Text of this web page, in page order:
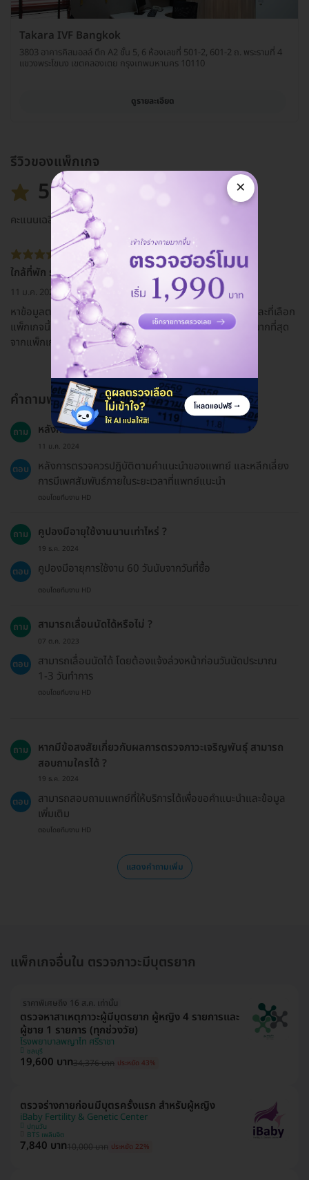
Takara IVF Bangkok
3803 อาคารคิสมอลล์ ตึก A2 ชั้น 5, 6 ห้องเลขที่ 501-2, 601-2 ถ. พระรามที่ 4
แขวงพระโขนง เขตคลองเตย กรุงเทพมหานคร 10110
ดูรายละเอียด
รีวิวของแพ็กเกจ
5.0
คะแนนเฉลี่ย
ใกล้ที่พัก ราคาถูก
11 ม.ค. 2021
หาข้อมูลตรวจน้ำเชื้อในกูเกิ้ลค่ะ และยังไม่เคยใช้บริการที่นี่เลย และที่เลือก
แพ็กเกจนี้ เพราะว่าราคาถูก และคลินิกที่ให้บริการก็อยู่ใกล้ที่พักมากที่สุด
จากแพ็กเกจที่มีทั้งหมดค่ะ
คำถามพบบ่อย
ถาม หลังการตรวจควรหลีกเลี่ยงอะไร ?
11 ม.ค. 2024
ตอบ
หลังการตรวจควรปฏิบัติตามคำแนะนำของแพทย์ และหลีกเลี่ยง
การมีเพศสัมพันธ์ภายในระยะเวลาที่แพทย์แนะนำ
ตอบโดยทีมงาน HD
ถาม คูปองมีอายุใช้งานนานเท่าไหร่ ?
19 ธ.ค. 2024
ตอบ คูปองมีอายุการใช้งาน 60 วันนับจากวันที่ซื้อ
ตอบโดยทีมงาน HD
ถาม สามารถเลื่อนนัดได้หรือไม่ ?
07 ต.ค. 2023
ตอบ
สามารถเลื่อนนัดได้ โดยต้องแจ้งล่วงหน้าก่อนวันนัดประมาณ
1-3 วันทำการ
ตอบโดยทีมงาน HD
ถาม
หากมีข้อสงสัยเกี่ยวกับผลการตรวจภาวะเจริญพันธุ์ สามารถ
สอบถามใครได้ ?
19 ธ.ค. 2024
ตอบ
สามารถสอบถามแพทย์ที่ให้บริการได้เพื่อขอคำแนะนำและข้อมูล
เพิ่มเติม
ตอบโดยทีมงาน HD
แสดงคำถามเพิ่ม
แพ็กเกจอื่นใน ตรวจภาวะมีบุตรยาก
ราคาพิเศษถึง 16 ส.ค. เท่านั้น
ตรวจหาสาเหตุภาวะผู้มีบุตรยาก ผู้หญิง 4 รายการและ
ผู้ชาย 1 รายการ (ทุกช่วงวัย)
โรงพยาบาลพญาไท ศรีราชา
ชลบุรี
19,600 บาท34,376 บาท ประหยัด 43%
ตรวจร่างกายก่อนมีบุตรครั้งแรก สำหรับผู้หญิง
iBaby Fertility & Genetic Center
ปทุมวัน
BTS เพลินจิต
7,840 บาท10,000 บาท ประหยัด 22%
×